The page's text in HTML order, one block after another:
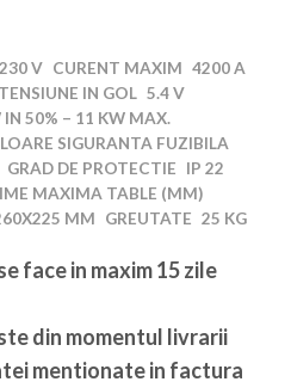
230 V CURENT MAXIM 4200 A
TENSIUNE IN GOL 5.4 V
IN 50% – 11 KW MAX.
SIGURANTA FUZIBILA
GRAD DE PROTECTIE
IP 22
MAXIMA TABLE (MM)
MM GREUTATE 25 KG
face in maxim 15 zile
din momentul livrarii
mentionate in factura